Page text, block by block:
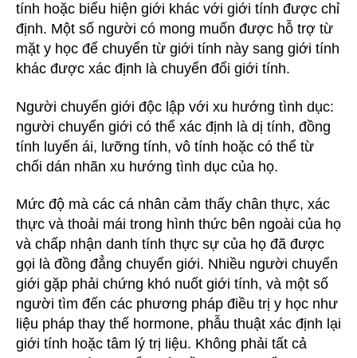
tính hoặc biểu hiện giới khác với giới tính được chỉ
định. Một số người có mong muốn được hỗ trợ từ
mặt y học để chuyển từ giới tính này sang giới tính
khác được xác định là chuyển đổi giới tính.
Người chuyển giới độc lập với xu hướng tình dục:
người chuyển giới có thể xác định là dị tính, đồng
tính luyến ái, lưỡng tính, vô tính hoặc có thể từ
chối dán nhãn xu hướng tình dục của họ.
Mức độ mà các cá nhân cảm thấy chân thực, xác
thực và thoải mái trong hình thức bên ngoài của họ
và chấp nhận danh tính thực sự của họ đã được
gọi là đồng đẳng chuyển giới. Nhiều người chuyển
giới gặp phải chứng khó nuốt giới tính, và một số
người tìm đến các phương pháp điều trị y học như
liệu pháp thay thế hormone, phẫu thuật xác định lại
giới tính hoặc tâm lý trị liệu. Không phải tất cả